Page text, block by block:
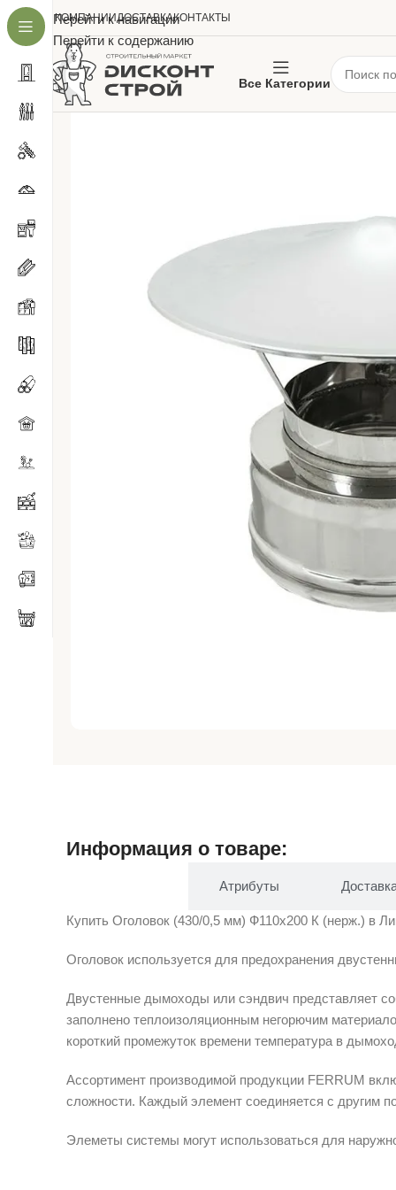
Перейти к навигации
Перейти к содержанию
О КОМПАНИИДОСТАВКАКОНТАКТЫ
Все Категории
Информация о товаре:
Атрибуты
Купить Оголовок (430/0,5 мм) Ф110х200 К (нерж.) в
Оголовок используется для предохранения
Двустенные дымоходы или сэндвич представляет
заполнено теплоизоляционным негорючим
короткий промежуток времени температура в
Ассортимент производимой продукции FERRUM
сложности. Каждый элемент соединяется с другим
Элеметы системы могут использоваться для